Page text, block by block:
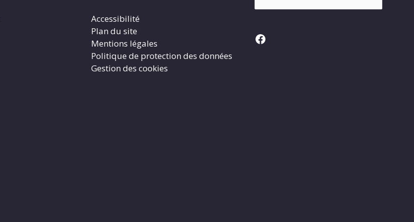
Accessibilité
Plan du site
Mentions légales
Politique de protection des données
Gestion des cookies
Facebook